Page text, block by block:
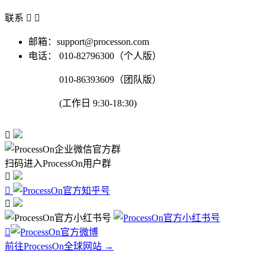
联系  
邮箱：support@processon.com
电话：
010-82796300（个人版）
010-86393609（团队版）
(工作日 9:30-18:30)

扫码进入ProcessOn用户群




前往ProcessOn全球网站 →